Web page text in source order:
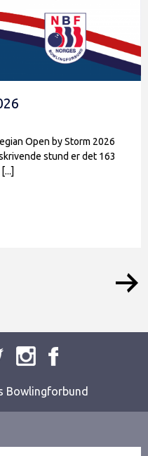
Open by Storm 2026
stund er det 163
Bowlingforbund